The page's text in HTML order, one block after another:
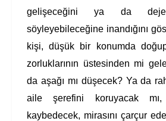
gelişeceğini ya da
söyleyebileceğine inandığını
kişi, düşük bir konumda
zorluklarının üstesinden mi
da aşağı mı düşecek? Ya da
aile şerefini koruyacak
kaybedecek, mirasını çarçur